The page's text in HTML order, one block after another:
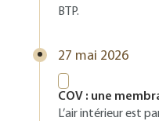
BTP.
27 mai 2026
COV : une
L’air intérieur est